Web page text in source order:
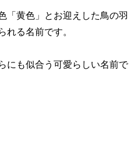
「黄色」とお迎えした鳥の羽
れる名前です。
にも似合う可愛らしい名前で